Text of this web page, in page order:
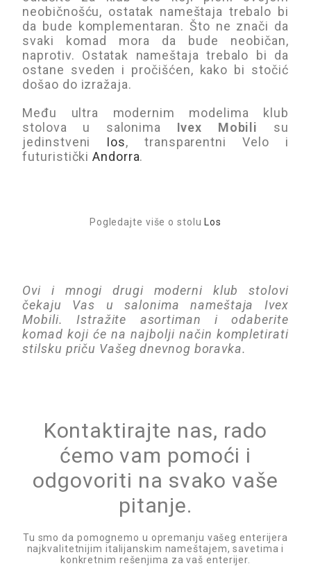
neobičnošću, ostatak nameštaja trebalo bi
da bude komplementaran. Što ne znači da
svaki komad mora da bude neobičan,
naprotiv. Ostatak nameštaja trebalo bi da
ostane sveden i pročišćen, kako bi stočić
došao do izražaja.
Među ultra modernim modelima klub
stolova u salonima Ivex Mobili su
jedinstveni Ios, transparentni Velo i
futurističkiAndorra.
Pogledajte više o stolu Los
Ovi i mnogi drugi moderni klub stolovi
čekaju Vas u salonima nameštaja Ivex
Mobili. Istražite asortiman i odaberite
komad koji će na najbolji način kompletirati
stilsku priču Vašeg dnevnog boravka.
Kontaktirajte nas, rado
ćemo vam pomoći i
odgovoriti na svako vaše
pitanje.
Tu smo da pomognemo u opremanju vašeg enterijera
najkvalitetnijim italijanskim nameštajem, savetima i
konkretnim rešenjima za vaš enterijer.